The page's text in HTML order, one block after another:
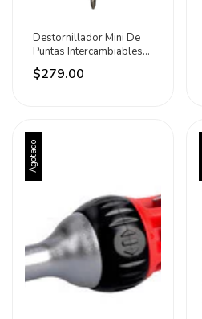
Destornillador Mini De
Puntas Intercambiables
Matraca 8 En 1
$279.00
Agotado